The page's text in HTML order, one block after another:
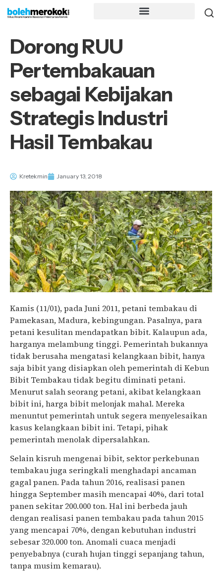
Dorong RUU
Pertembakauan
sebagai Kebijakan
Strategis Industri
Hasil Tembakau
Kretekmin January 13, 2018
Kamis (11/01), pada Juni 2011, petani tembakau di
Pamekasan, Madura, kebingungan. Pasalnya, para
petani kesulitan mendapatkan bibit. Kalaupun ada,
harganya melambung tinggi. Pemerintah bukannya
tidak berusaha mengatasi kelangkaan bibit, hanya
saja bibit yang disiapkan oleh pemerintah di Kebun
Bibit Tembakau tidak begitu diminati petani.
Menurut salah seorang petani, akibat kelangkaan
bibit ini, harga bibit melonjak mahal. Mereka
menuntut pemerintah untuk segera menyelesaikan
kasus kelangkaan bibit ini. Tetapi, pihak
pemerintah menolak dipersalahkan.
Selain kisruh mengenai bibit, sektor perkebunan
tembakau juga seringkali menghadapi ancaman
gagal panen. Pada tahun 2016, realisasi panen
hingga September masih mencapai 40%, dari total
panen sekitar 200.000 ton. Hal ini berbeda jauh
dengan realisasi panen tembakau pada tahun 2015
yang mencapai 70%, dengan kebutuhan industri
sebesar 320.000 ton. Anomali cuaca menjadi
penyebabnya (curah hujan tinggi sepanjang tahun,
tanpa musim kemarau).